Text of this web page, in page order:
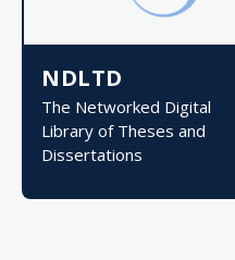
NDLTD
The Networked Digital
Library of Theses and
Dissertations